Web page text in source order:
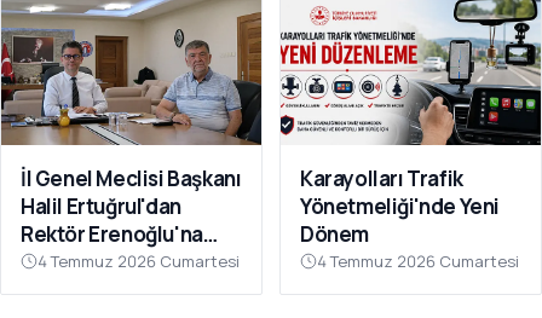
İl Genel Meclisi Başkanı
Halil Ertuğrul'dan
Rektör Erenoğlu'na
Ziyaret
4 Temmuz 2026 Cumartesi
Karayolları Trafik
Yönetmeliği'nde Yeni
Dönem
4 Temmuz 2026 Cumartesi